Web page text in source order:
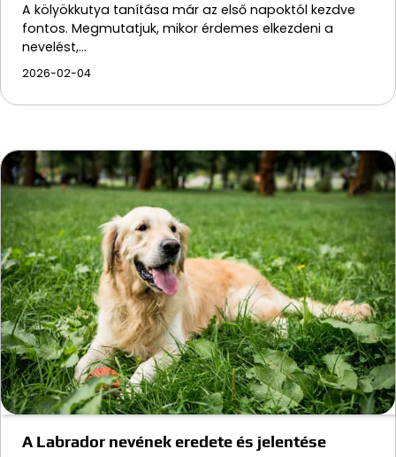
A kölyökkutya tanítása már az első napoktól kezdve
fontos. Megmutatjuk, mikor érdemes elkezdeni a
nevelést,…
2026-02-04
A Labrador nevének eredete és jelentése